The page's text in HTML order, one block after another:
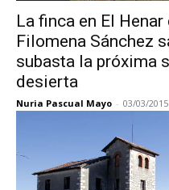
La finca en El
Filomena Sánchez
subasta la próxima
desierta
Nuria Pascual Mayo - 03/03/2015